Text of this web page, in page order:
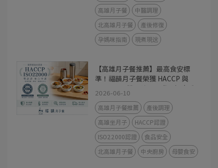
高雄月子餐
中醫調理
北高雄月子餐
產後修復
孕媽咪指南
現煮現送
【高雄月子餐推薦】最高食安標
準！福韻月子餐榮獲 HACCP 與
ISO22000 雙認證，用世界級廚房
守護產後媽咪
2026-06-10
高雄月子餐推薦
產後調理
高雄坐月子
HACCP認證
ISO22000認證
食品安全
北高雄月子餐
中央廚房 母嬰食安